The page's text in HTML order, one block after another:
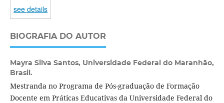
see details
BIOGRAFIA DO AUTOR
Mayra Silva Santos, Universidade Federal do Maranhão,
Brasil.
Mestranda no Programa de Pós-graduação de Formação
Docente em Práticas Educativas da Universidade Federal do